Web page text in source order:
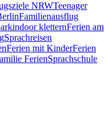
NRWTeenager
Familienausflug
indoor kletternFerien am
Sprachreisen
Ferien mit KinderFerien
FerienSprachschule